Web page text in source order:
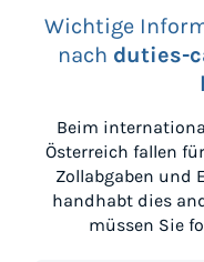
Wichtige
nach duties-
Beim
Österreich fallen
Zollabgaben und
handhabt dies
müssen Sie